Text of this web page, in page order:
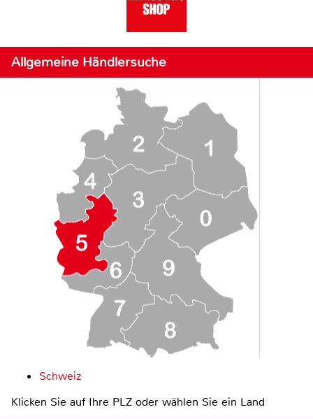
Allgemeine Händlersuche
Schweiz
Klicken Sie auf Ihre PLZ oder wählen Sie ein Land